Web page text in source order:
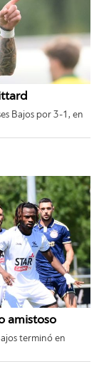
Bajos por 3-1, en
amistoso
terminó en